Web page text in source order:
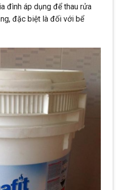
đình áp dụng để thau rửa
đặc biệt là đối với bể